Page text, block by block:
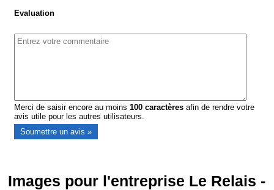
Evaluation
Merci de saisir encore au moins100 caractères afin de rendre votre
avis utile pour les autres utilisateurs.
Images pour l'entreprise Le Relais -